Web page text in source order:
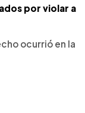
por violar a
ocurrió en la